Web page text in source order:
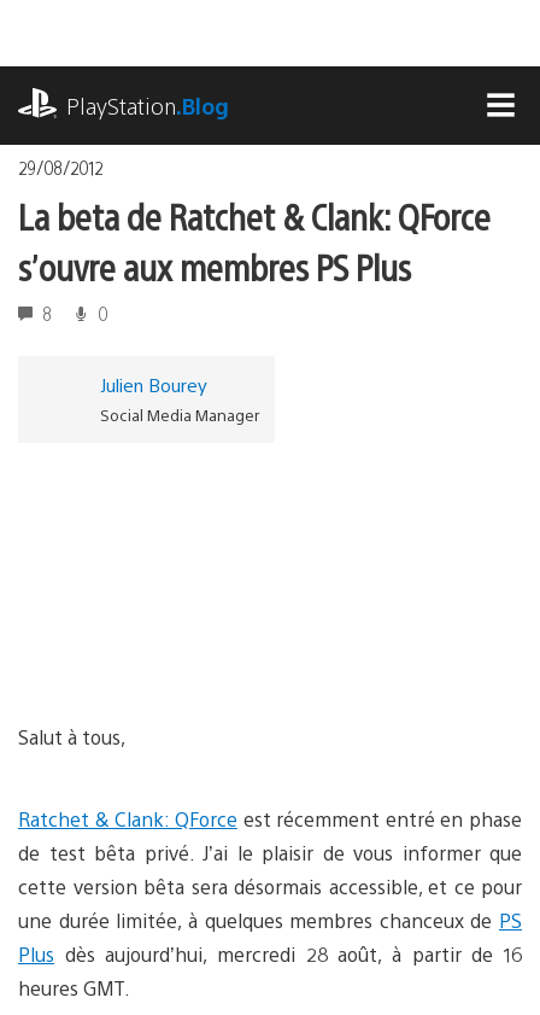
contenu
PlayStation.Blog
29/08/2012
La beta de Ratchet & Clank: QForce
s’ouvre aux membres PS Plus
8 0
Julien Bourey
Social Media Manager
Salut à tous,
Ratchet & Clank: QForce est récemment entré en phase
de test bêta privé. J’ai le plaisir de vous informer que
cette version bêta sera désormais accessible, et ce pour
une durée limitée, à quelques membres chanceux de PS
Plus dès aujourd’hui, mercredi 28 août, à partir de 16
heures GMT.